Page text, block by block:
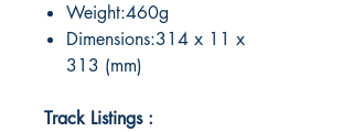
Weight:460g
Dimensions:314 x 11 x
313 (mm)
Track Listings :